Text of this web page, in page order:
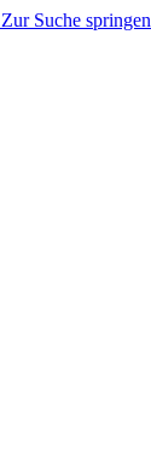
Zur Suche springen